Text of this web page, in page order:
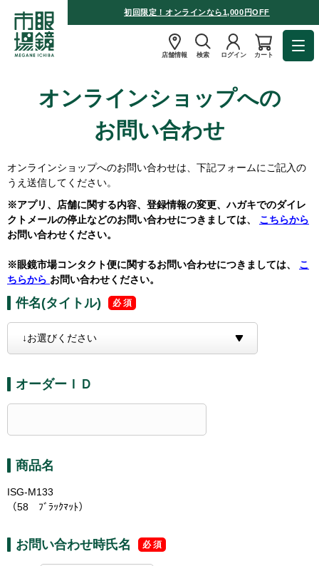
初回限定！オンラインなら1,000円OFF
店舗情報 検索 ログイン カート
オンラインショップへの
お問い合わせ
オンラインショップへのお問い合わせは、下記フォームにご記入の
うえ送信してください。
※アプリ、店舗に関する内容、登録情報の変更、ハガキでのダイレ
クトメールの停止などのお問い合わせにつきましては、 こちらから
お問い合わせください。
※眼鏡市場コンタクト便に関するお問い合わせにつきましては、 こ
ちらから お問い合わせください。
件名(タイトル)
オーダーＩＤ
商品名
ISG-M133
（58 ﾌﾞﾗｯｸﾏｯﾄ）
お問い合わせ時氏名